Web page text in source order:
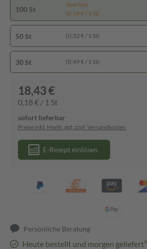
100 St
Spartipp
(0,18 € / 1 St)
50 St (0,32 € / 1 St)
30 St (0,49 € / 1 St)
18,43 €
0,18 € / 1 St
sofort lieferbar
Preise inkl. MwSt. ggf. zzgl. Versandkosten
E-Rezept einlösen
Persönliche Beratung
Heute bestellt und morgen geliefert³